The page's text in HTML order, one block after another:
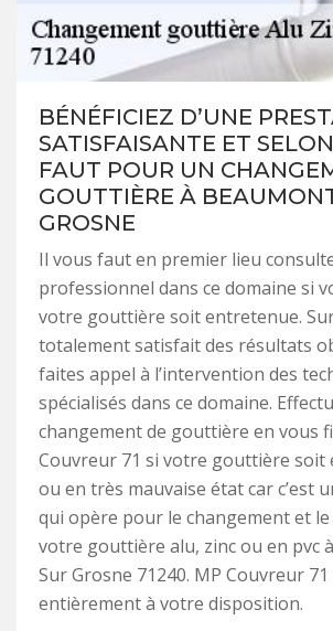
BÉNÉFICIEZ D’UNE
SATISFAISANTE ET
FAUT POUR UN
GOUTTIÈRE À
GROSNE
Il vous faut en premier lieu
professionnel dans ce domaine si
votre gouttière soit entretenue.
totalement satisfait des résultats
faites appel à l’intervention des
spécialisés dans ce domaine.
changement de gouttière en vous
Couvreur 71 si votre gouttière soit
ou en très mauvaise état car c’est
qui opère pour le changement et
votre gouttière alu, zinc ou en pvc
Sur Grosne 71240. MP Couvreur
entièrement à votre disposition.